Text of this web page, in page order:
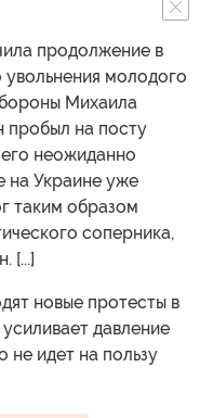
продолжение в
молодого
Михаила
пробыл на посту
неожиданно
на Украине уже
таким образом
соперника,
[...]
новые протесты в
давление
не идет на пользу